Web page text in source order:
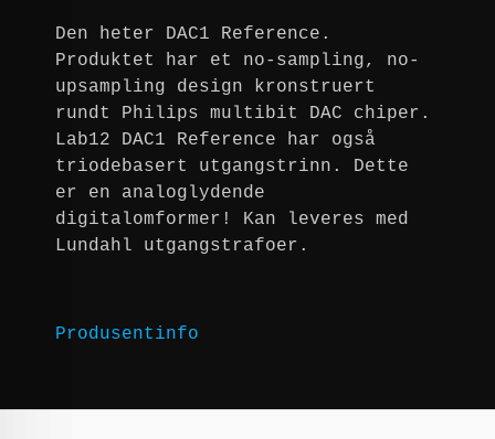
Den heter DAC1 Reference.
Produktet har et no-sampling, no-
upsampling design kronstruert
rundt Philips multibit DAC chiper.
Lab12 DAC1 Reference har også
triodebasert utgangstrinn. Dette
er en analoglydende
digitalomformer! Kan leveres med
Lundahl utgangstrafoer.
Produsentinfo